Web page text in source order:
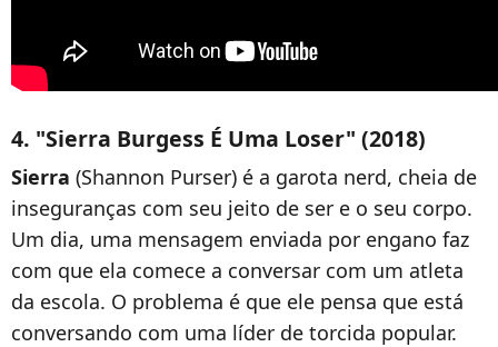
4. "Sierra Burgess É Uma Loser" (2018)
Sierra (Shannon Purser) é a garota nerd, cheia de
inseguranças com seu jeito de ser e o seu corpo.
Um dia, uma mensagem enviada por engano faz
com que ela comece a conversar com um atleta
da escola. O problema é que ele pensa que está
conversando com uma líder de torcida popular.